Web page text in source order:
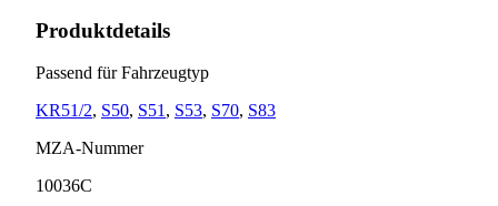
Produktdetails
Passend für Fahrzeugtyp
KR51/2, S50, S51 , S53, S70, S83
MZA-Nummer
10036C